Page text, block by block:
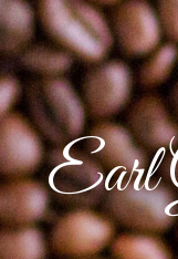
Earl